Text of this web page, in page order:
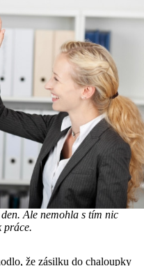
Ale nemohla s tím nic
práce.
že zásilku do chaloupky